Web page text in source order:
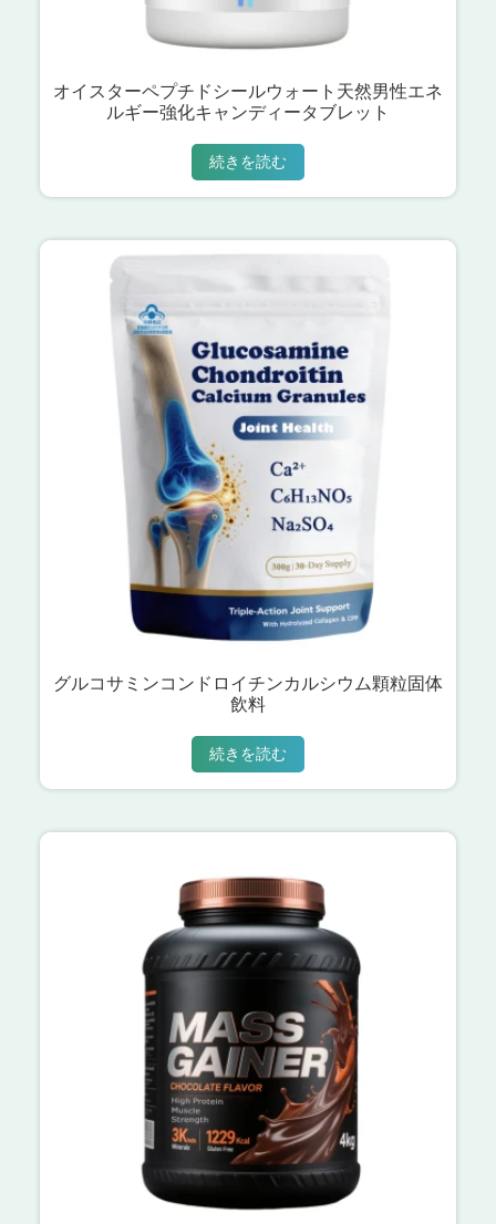
オイスターペプチドシールウォート天然男性エネ
ルギー強化キャンディータブレット
続きを読む
グルコサミンコンドロイチンカルシウム顆粒固体
飲料
続きを読む